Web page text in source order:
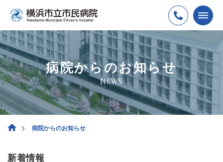
病院からのお知らせ
NEWS
病院からのお知らせ
新着情報